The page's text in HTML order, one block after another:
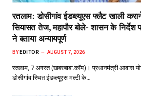
रतलाम: डोसीगांव ईडब्ल्यूएस फ्लैट खाली
सियासत तेज, महापौर बोले- शासन के निर्देश
ने बताया अन्यायपूर्ण
BY EDITOR AUGUST 7, 2026
रतलाम, 7 अगस्त (खबरबाबा.कॉम)। प्रधानमंत्री आवास
डोसीगांव स्थित ईडब्ल्यूएस मल्टी के…